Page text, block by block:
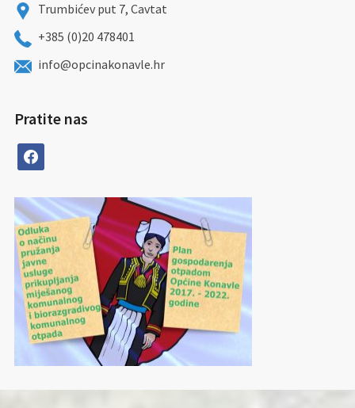
Trumbićev put 7, Cavtat
+385 (0)20 478401
info@opcinakonavle.hr
Pratite nas
facebook